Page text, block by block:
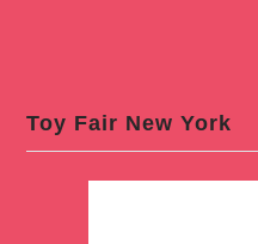
Toy Fair New York